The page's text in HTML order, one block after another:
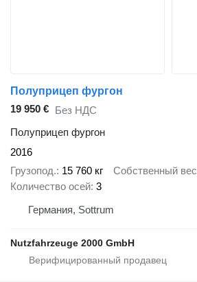
Полуприцеп фургон
19 950 € Без НДС
Полуприцеп фургон
2016
Грузопод. 15 760 кг Собственный вес
Количество осей 3
Германия, Sottrum
Nutzfahrzeuge 2000 GmbH